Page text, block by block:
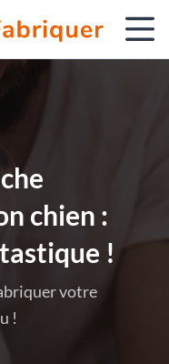
chien :
!
votre
!